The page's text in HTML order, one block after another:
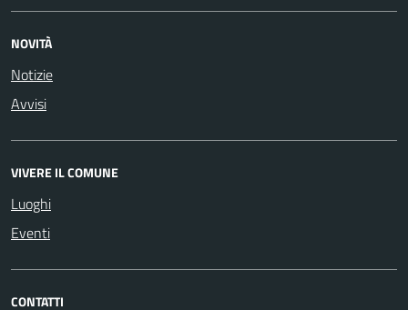
NOVITÀ
Notizie
Avvisi
VIVERE IL COMUNE
Luoghi
Eventi
CONTATTI